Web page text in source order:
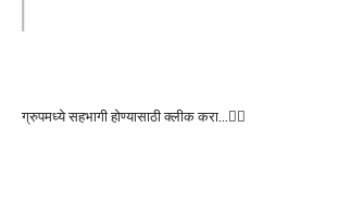
ग्रुपमध्ये सहभागी होण्यासाठी क्लीक करा…👆🏻